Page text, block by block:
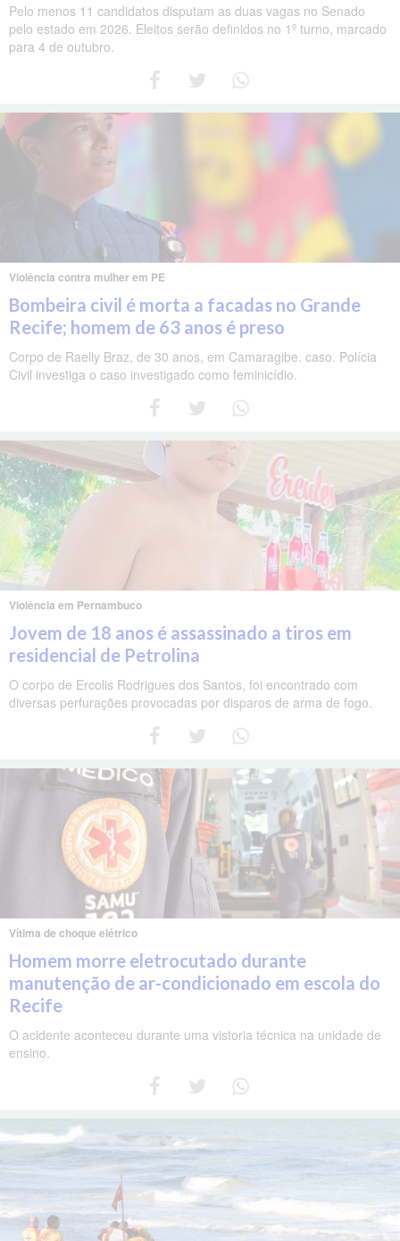
Pelo menos 11 candidatos disputam as duas vagas no Senado
pelo estado em 2026. Eleitos serão definidos no 1º turno, marcado
para 4 de outubro.
Violência contra mulher em PE
Bombeira civil é morta a facadas no Grande
Recife; homem de 63 anos é preso
Corpo de Raelly Braz, de 30 anos, em Camaragibe. caso. Polícia
Civil investiga o caso investigado como feminicídio.
Violência em Pernambuco
Jovem de 18 anos é assassinado a tiros em
residencial de Petrolina
O corpo de Ercolis Rodrigues dos Santos, foi encontrado com
diversas perfurações provocadas por disparos de arma de fogo.
Vítima de choque elétrico
Homem morre eletrocutado durante
manutenção de ar-condicionado em escola do
Recife
O acidente aconteceu durante uma vistoria técnica na unidade de
ensino.